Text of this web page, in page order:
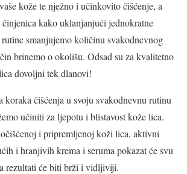
kože te nježno i učinkovito čišćenje, a
kako uklanjanjući jednokratne
smanjujemo količinu svakodnevnog
brinemo o okolišu. Odsad su za kvalitetno
dovoljni tek dlanovi!
koraka čišćenja u svoju svakodnevnu rutinu
učiniti za ljepotu i blistavost kože lica.
i pripremljenoj koži lica, aktivni
i hranjivih krema i seruma pokazat će svu
rezultati će biti brži i vidljiviji.